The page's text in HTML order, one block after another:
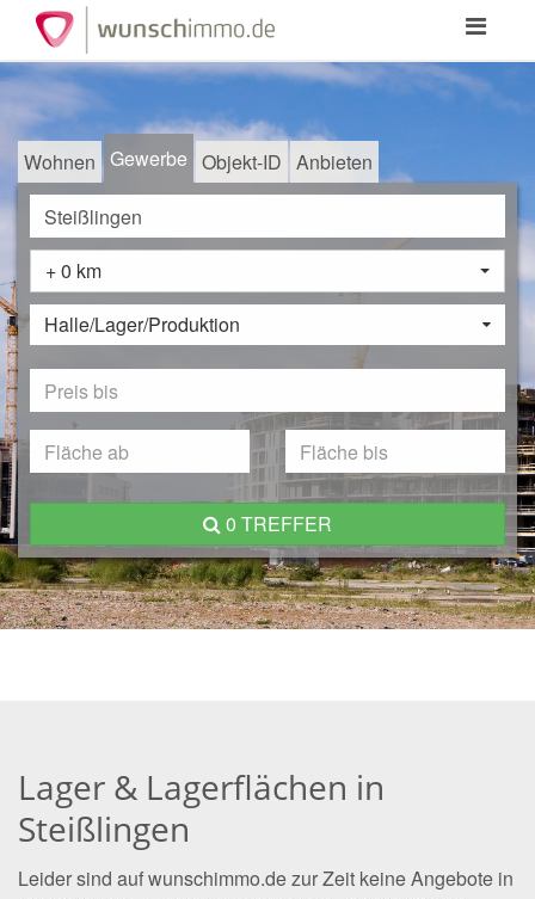
Toggle
Wohnen Gewerbe Objekt-ID Anbieten
+ 0 km
Halle/Lager/Produktion
0 TREFFER
Lager & Lagerflächen in
Steißlingen
Leider sind auf wunschimmo.de zur Zeit keine Angebote in